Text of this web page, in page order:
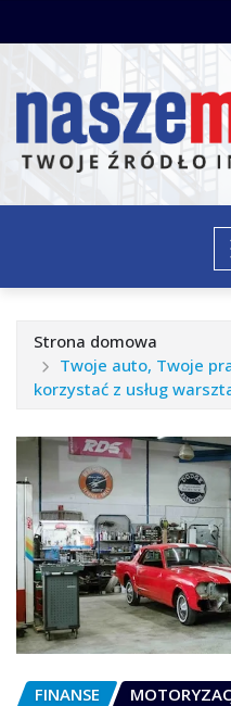
do
Strona domowa
Twoje auto, Twoje
korzystać z usług
FINANSE